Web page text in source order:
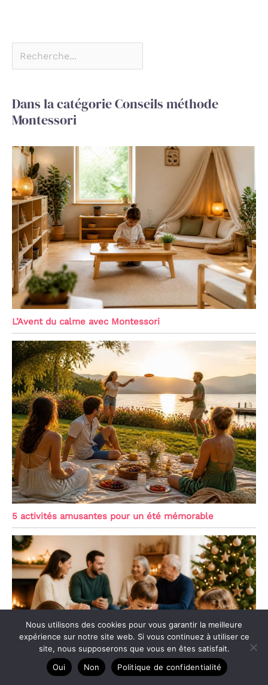
Dans la catégorie Conseils méthode
Montessori
L’Avent du calme avec Montessori
5 activités amusantes pour un été mémorable
Nous utilisons des cookies pour vous garantir la meilleure
expérience sur notre site web. Si vous continuez à utiliser ce
site, nous supposerons que vous en êtes satisfait.
Oui
Non Politique de confidentialité